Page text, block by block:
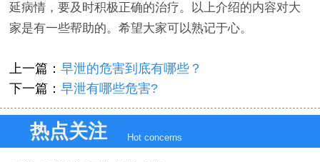
延病情，要及时积极正确的治疗。以上介绍的内容对大
家是有一些帮助的。希望大家可以熟记于心。
上一篇：早泄的危害到底有哪些？
下一篇：早泄有哪些危害?
热点关注 Hot concerns